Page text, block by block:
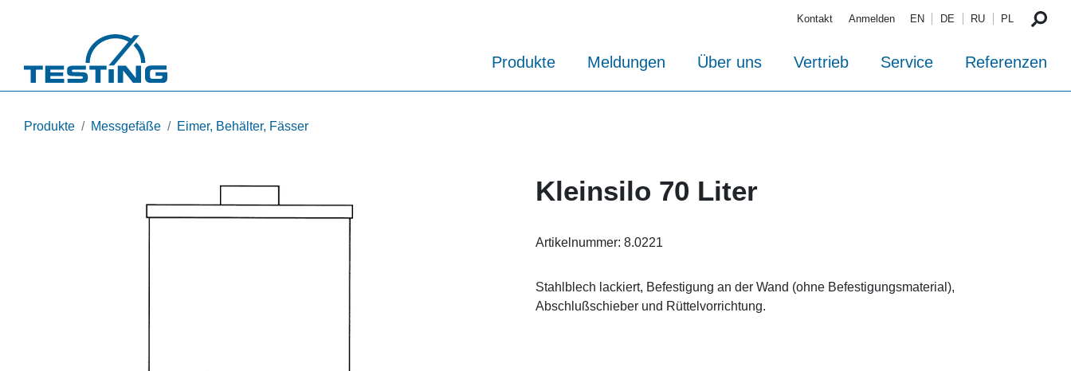
Kontakt Anmelden EN DE RU PL
Produkte Meldungen Über uns Vertrieb Service Referenzen
Produkte Messgefäße Eimer, Behälter, Fässer
Kleinsilo 70 Liter
Artikelnummer: 8.0221
Stahlblech lackiert, Befestigung an der Wand (ohne Befestigungsmaterial),
Abschlußschieber und Rüttelvorrichtung.